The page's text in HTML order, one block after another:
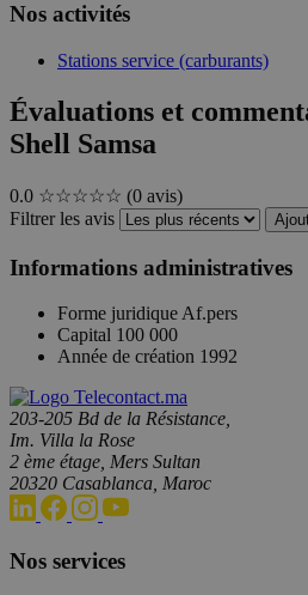
Nos activités
Stations service (carburants)
Évaluations et
Shell Samsa
0.0 ☆☆☆☆☆ (0 avis)
Filtrer les avis
Informations administratives
Forme juridique Af.pers
Capital 100 000
Année de création 1992
203-205 Bd de la Résistance,
Im. Villa la Rose
2 ème étage, Mers Sultan
20320 Casablanca, Maroc
Nos services